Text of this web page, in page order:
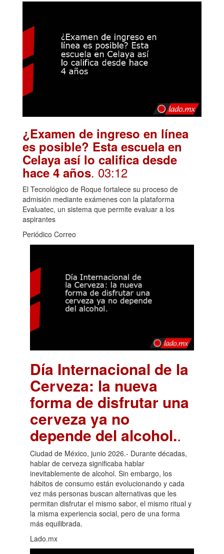
¿Examen de ingreso en línea
es posible? Esta escuela en
Celaya así lo califica desde
hace 4 años. 03:12
El Tecnológico de Roque fortalece su proceso de
admisión mediante exámenes con la plataforma
Evaluatec, un sistema que permite evaluar a los
aspirantes
Periódico Correo
Día Internacional de la
Cerveza: la nueva
forma de disfrutar una
cerveza ya no
depende del alcohol..
Ciudad de México, junio 2026.- Durante décadas,
hablar de cerveza significaba hablar
inevitablemente de alcohol. Sin embargo, los
hábitos de consumo están evolucionando y cada
vez más personas buscan alternativas que les
permitan disfrutar el mismo sabor, el mismo ritual y
la misma experiencia social, pero de una forma
más equilibrada.
Lado.mx